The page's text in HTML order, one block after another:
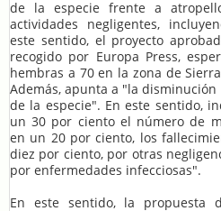
de la especie frente a
actividades negligentes,
este sentido, el proyecto
recogido por Europa Press,
hembras a 70 en la zona de
Además, apunta a "la
de la especie". En este sentido,
un 30 por ciento el número de
en un 20 por ciento, los
diez por ciento, por otras
por enfermedades infecciosas".
En este sentido, la propuesta